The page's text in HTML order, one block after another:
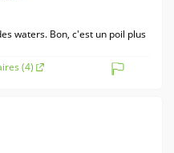
waters. Bon, c'est un poil plus
(4)